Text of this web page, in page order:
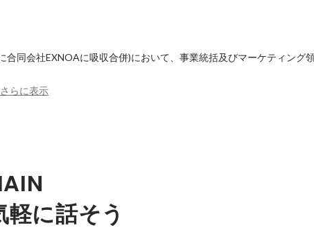
合同会社EXNOAに吸収合併)において、事業統括及びマーケティング
さらに表示
に話そう